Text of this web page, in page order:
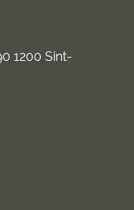
1200 Sint-